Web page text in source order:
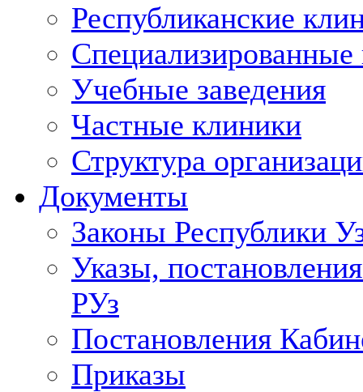
Республиканские
Учебные заведения
Частные клиники
Структура
Документы
Законы Республики
Указы,
РУз
Постановления
Приказы